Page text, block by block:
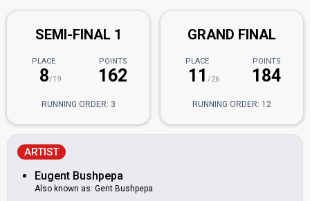
SEMI-FINAL 1
PLACE
8/19
POINTS
162
RUNNING ORDER: 3
GRAND FINAL
PLACE
11 /26
POINTS
184
RUNNING ORDER: 12
ARTIST
Eugent Bushpepa
Also known as: Gent Bushpepa